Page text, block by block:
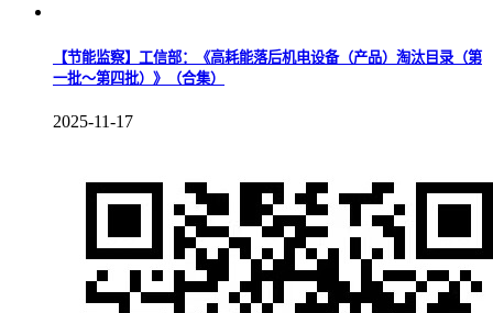
【节能监察】工信部：《高耗能落后机电设备（产品）淘汰目录（第
一批～第四批）》（合集）
2025-11-17